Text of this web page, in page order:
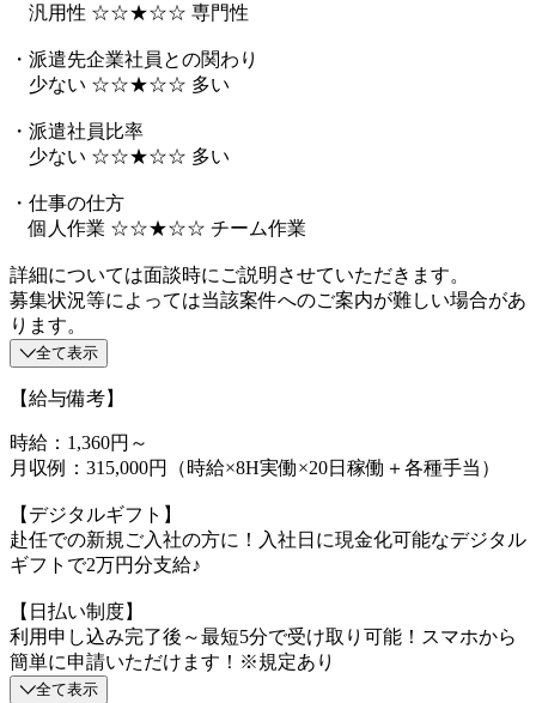
汎用性 ☆☆★☆☆ 専門性
・派遣先企業社員との関わり
少ない ☆☆★☆☆ 多い
・派遣社員比率
少ない ☆☆★☆☆ 多い
・仕事の仕方
個人作業 ☆☆★☆☆ チーム作業
詳細については面談時にご説明させていただきます。
募集状況等によっては当該案件へのご案内が難しい場合があ
ります。
全て表示
【給与備考】
時給：1,360円～
月収例：315,000円（時給×8H実働×20日稼働＋各種手当）
【デジタルギフト】
赴任での新規ご入社の方に！入社日に現金化可能なデジタル
ギフトで2万円分支給♪
【日払い制度】
利用申し込み完了後～最短5分で受け取り可能！スマホから
簡単に申請いただけます！※規定あり
全て表示